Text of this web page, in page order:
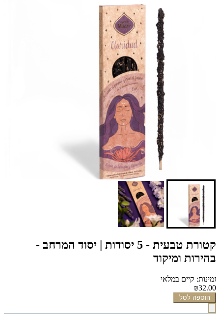
קטורת טבעית - 5 יסודות | יסוד המרחב -
בהירות ומיקוד
זמינות: קיים במלאי
₪32.00
הוספה לסל